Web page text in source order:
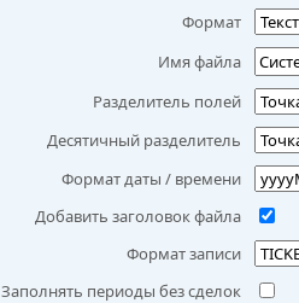
Формат
Имя файла
Разделитель полей
Десятичный разделитель
Формат даты / времени
Добавить заголовок файла
Формат записи
Заполнять периоды без сделок